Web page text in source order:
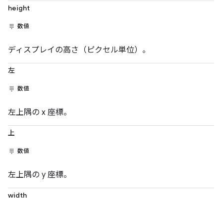
height
数値
ディスプレイの高さ（ピクセル単位）。
左
数値
左上隅の x 座標。
上
数値
左上隅の y 座標。
width